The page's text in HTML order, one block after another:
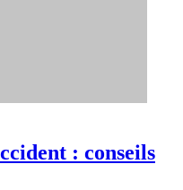
: conseils